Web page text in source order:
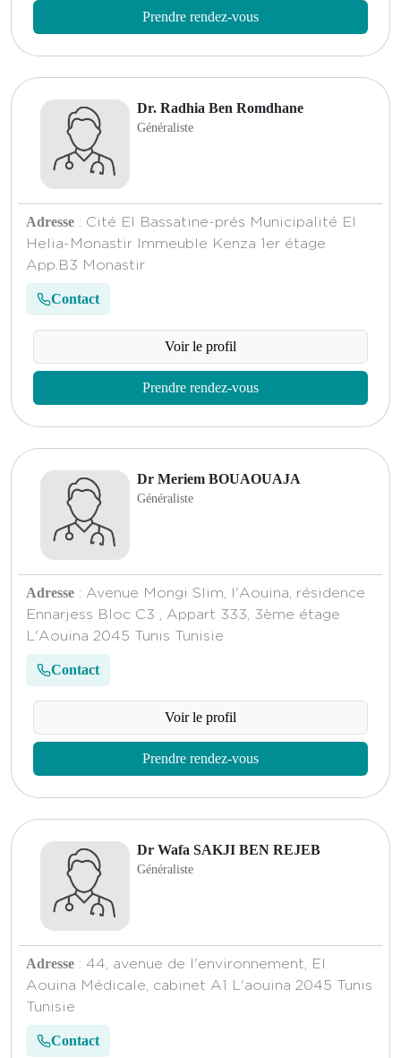
Prendre rendez-vous
Dr. Radhia Ben Romdhane
Généraliste
Adresse : Cité El Bassatine-prés Municipalité El
Helia-Monastir Immeuble Kenza 1er étage
App.B3 Monastir
Contact
Voir le profil
Prendre rendez-vous
Dr Meriem BOUAOUAJA
Généraliste
Adresse : Avenue Mongi Slim, l'Aouina, résidence
Ennarjess Bloc C3 , Appart 333, 3ème étage
L'Aouina 2045 Tunis Tunisie
Contact
Voir le profil
Prendre rendez-vous
Dr Wafa SAKJI BEN REJEB
Généraliste
Adresse : 44, avenue de l'environnement, El
Aouina Médicale, cabinet A1 L'aouina 2045 Tunis
Tunisie
Contact